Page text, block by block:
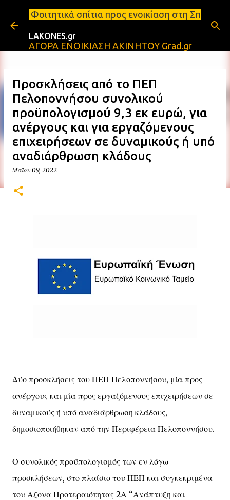
Μετάβαση στο κύριο περιεχόμενο
σπίτια προς ενοικίαση στη Σπάρτη Ενοικιάσεις
LAKONES.gr
ΑΓΟΡΑ ΕΝΟΙΚΙΑΣΗ ΑΚΙΝΗΤΟΥ Grad.gr
Προσκλήσεις από το ΠΕΠ
Πελοποννήσου συνολικού
προϋπολογισμού 9,3 εκ ευρώ, για
ανέργους και για εργαζόμενους
επιχειρήσεων σε δυναμικούς ή υπό
αναδιάρθρωση κλάδους
Μαΐου 09, 2022
Δύο προσκλήσεις του ΠΕΠ Πελοποννήσου, μία προς
ανέργους και μία προς εργαζόμενους επιχειρήσεων σε
δυναμικούς ή υπό αναδιάρθρωση κλάδους,
δημοσιοποιήθηκαν από την Περιφέρεια Πελοποννήσου.
Ο συνολικός προϋπολογισμός των εν λόγω
προσκλήσεων, στο πλαίσιο του ΠΕΠ και συγκεκριμένα
του Αξονα Προτεραιότητας 2Α “Ανάπτυξη και